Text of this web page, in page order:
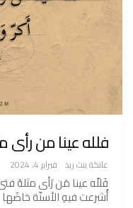
فلله عينا من رأى
عاتكة بنت زيد فبراير 4, 2024
فَللّه عينا مَن رَأى مثلهُ
أُشرعت فيهِ الأسنّة خاضَها